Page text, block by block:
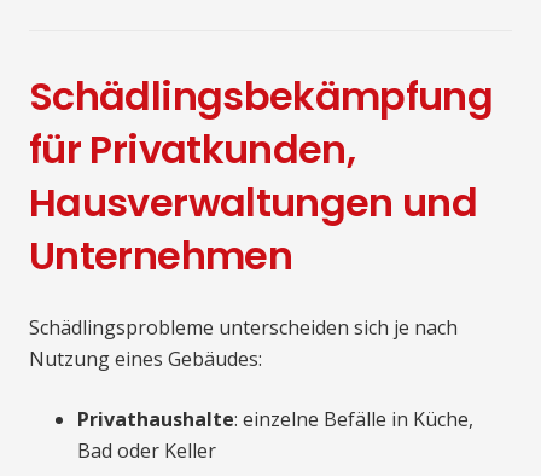
Schädlingsbekämpfung
für Privatkunden,
Hausverwaltungen und
Unternehmen
Schädlingsprobleme unterscheiden sich je nach
Nutzung eines Gebäudes:
Privathaushalte: einzelne Befälle in Küche,
Bad oder Keller